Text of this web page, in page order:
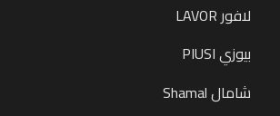
لافور LAVOR
بيوزي PIUSI
شامال Shamal